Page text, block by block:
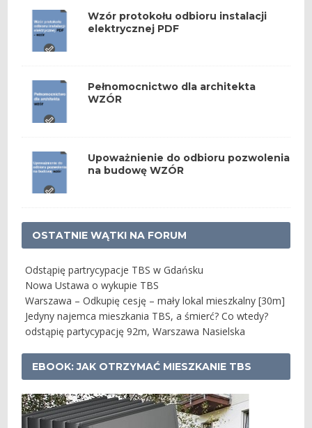
Wzór protokołu odbioru instalacji
elektrycznej PDF
Pełnomocnictwo dla architekta
WZÓR
Upoważnienie do odbioru pozwolenia
na budowę WZÓR
OSTATNIE WĄTKI NA FORUM
Odstąpię partrycypacje TBS w Gdańsku
Nowa Ustawa o wykupie TBS
Warszawa – Odkupię cesję – mały lokal mieszkalny [30m]
Jedyny najemca mieszkania TBS, a śmierć? Co wtedy?
odstąpię partycypację 92m, Warszawa Nasielska
EBOOK: JAK OTRZYMAĆ MIESZKANIE TBS